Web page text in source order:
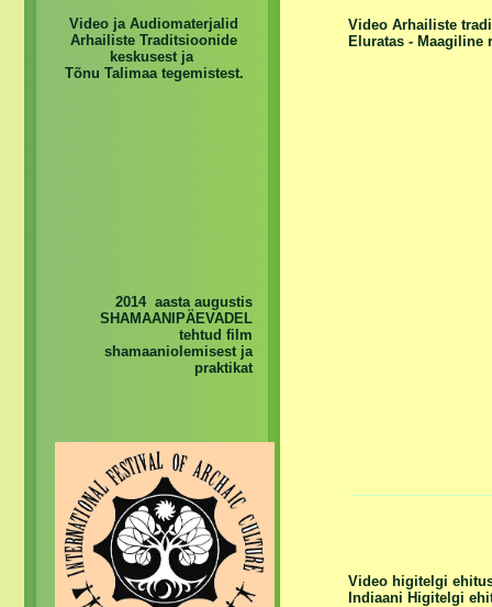
Video Arhailiste
Eluratas -
Video higitelgi
Indiaani Higitelgi
Video ja Audiomaterjalid
Arhailiste Traditsioonide
keskusest ja
Tõnu Talimaa tegemistest.
2014 aasta augustis
SHAMAANIPÄEVADEL
tehtud film
shamaaniolemisest ja
praktikat